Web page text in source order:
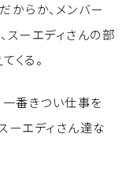
からか、メンバー
スーエディさんの部
くる。
一番きつい仕事を
ーエディさん達な